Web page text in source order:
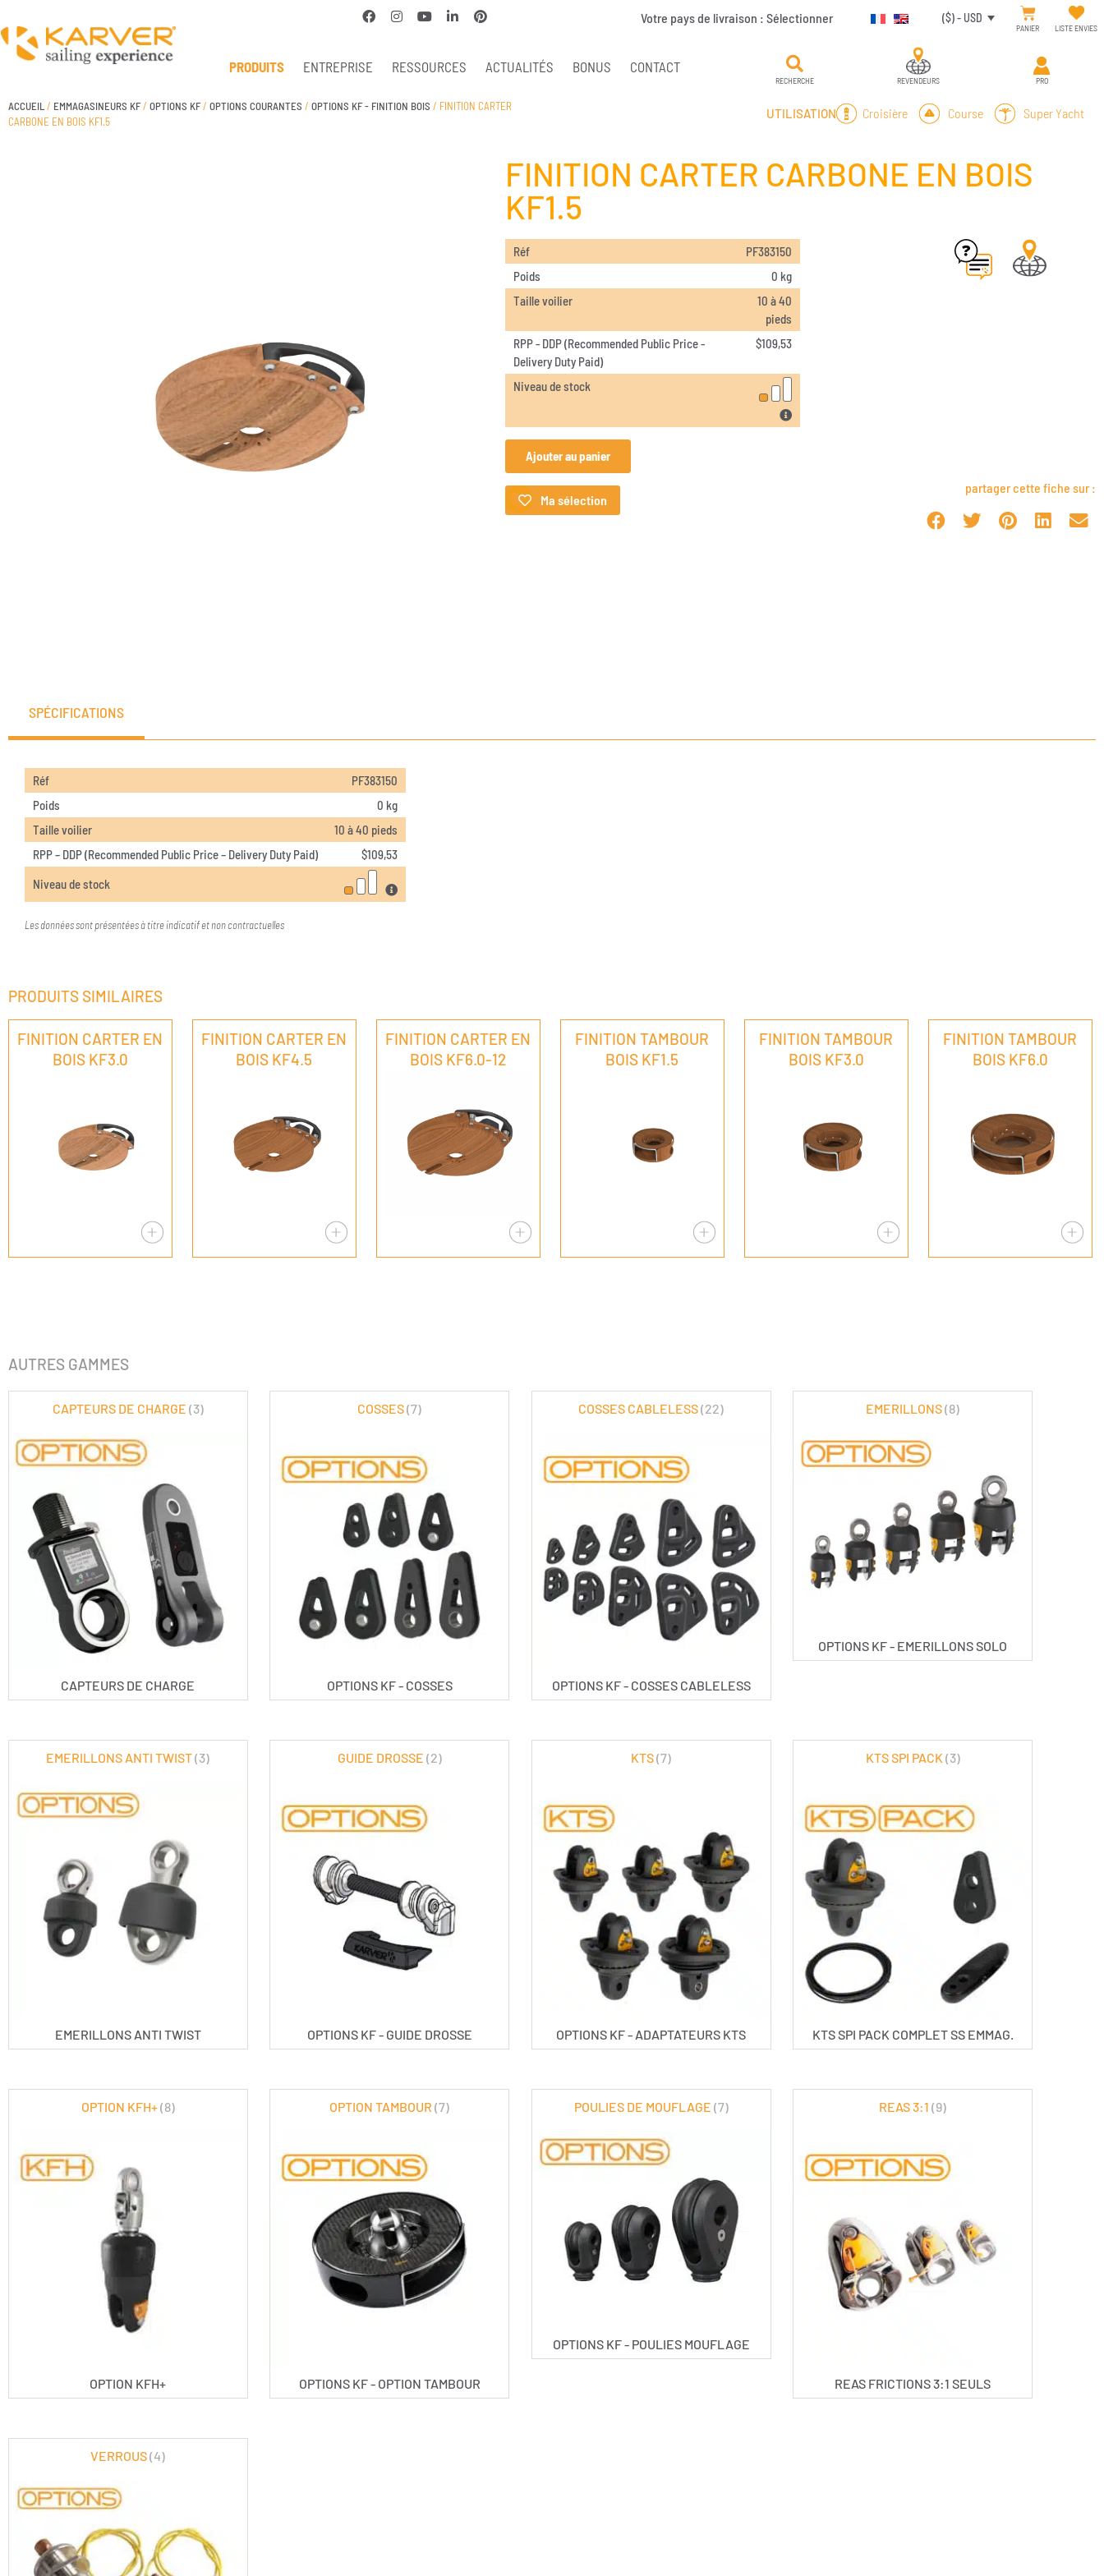
Votre pays de livraison : Sélectionner ($) - USD
PANIER LISTE ENVIES
PRODUITS ENTREPRISE RESSOURCES ACTUALITÉS BONUS CONTACT
RECHERCHE REVENDEURS PRO
ACCUEIL / EMMAGASINEURS KF/ OPTIONS KF/ OPTIONS COURANTES / OPTIONS KF - FINITION BOIS / FINITION CARTER
CARBONE EN BOIS KF1.5
UTILISATION Croisière Course Super Yacht
FINITION CARTER CARBONE EN BOIS
KF1.5
Réf
PF383150
Poids
0 kg
Taille voilier
10 à 40
pieds
RPP - DDP (Recommended Public Price -
Delivery Duty Paid)
$109,53
Niveau de stock
Ajouter au panier
Ma sélection
partager cette fiche sur :
SPÉCIFICATIONS
Réf
PF383150
Poids
0 kg
Taille voilier
10 à 40 pieds
RPP – DDP (Recommended Public Price – Delivery Duty Paid)
$109,53
Niveau de stock
Les données sont présentées à titre indicatif et non contractuelles
PRODUITS SIMILAIRES
FINITION CARTER EN
BOIS KF3.0
FINITION CARTER EN
BOIS KF4.5
FINITION CARTER EN
BOIS KF6.0-12
FINITION TAMBOUR
BOIS KF1.5
FINITION TAMBOUR
BOIS KF3.0
FINITION TAMBOUR
BOIS KF6.0
AUTRES GAMMES
CAPTEURS DE CHARGE
CAPTEURS DE CHARGE (3)
OPTIONS KF - COSSES
COSSES(7)
OPTIONS KF - COSSES CABLELESS
COSSES CABLELESS(22)
OPTIONS KF - EMERILLONS SOLO
EMERILLONS(8)
EMERILLONS ANTI TWIST
EMERILLONS ANTI TWIST(3)
OPTIONS KF - GUIDE DROSSE
GUIDE DROSSE (2)
OPTIONS KF - ADAPTATEURS KTS
KTS(7)
KTS SPI PACK COMPLET SS EMMAG.
KTS SPI PACK (3)
OPTION KFH+
OPTION KFH+(8)
OPTIONS KF - OPTION TAMBOUR
OPTION TAMBOUR(7)
OPTIONS KF - POULIES MOUFLAGE
POULIES DE MOUFLAGE (7)
REAS FRICTIONS 3:1 SEULS
REAS 3:1(9)
VERROUS(4)